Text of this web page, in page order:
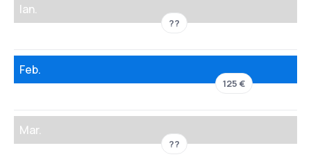
Ian.
??
Feb.
125 €
Mar.
??